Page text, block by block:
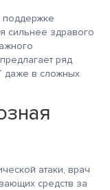
поддержке
сильнее здравого
ряд
даже в сложных
атаки, врач
средств за